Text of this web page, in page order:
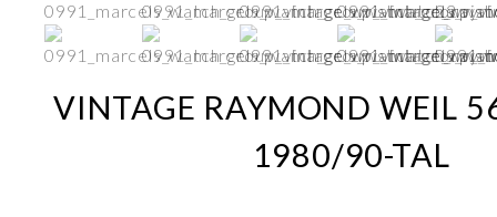
VINTAGE RAYMOND WEIL
1980/90-TAL